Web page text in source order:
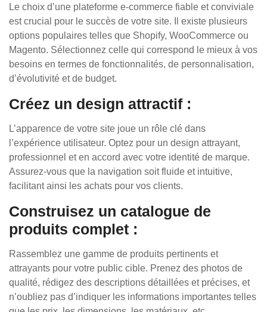
Le choix d’une plateforme e-commerce fiable et conviviale
est crucial pour le succès de votre site. Il existe plusieurs
options populaires telles que Shopify, WooCommerce ou
Magento. Sélectionnez celle qui correspond le mieux à vos
besoins en termes de fonctionnalités, de personnalisation,
d’évolutivité et de budget.
Créez un design attractif :
L’apparence de votre site joue un rôle clé dans
l’expérience utilisateur. Optez pour un design attrayant,
professionnel et en accord avec votre identité de marque.
Assurez-vous que la navigation soit fluide et intuitive,
facilitant ainsi les achats pour vos clients.
Construisez un catalogue de
produits complet :
Rassemblez une gamme de produits pertinents et
attrayants pour votre public cible. Prenez des photos de
qualité, rédigez des descriptions détaillées et précises, et
n’oubliez pas d’indiquer les informations importantes telles